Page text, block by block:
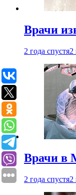
Врачи
2 года спустя2
Врачи в
2 года спустя2